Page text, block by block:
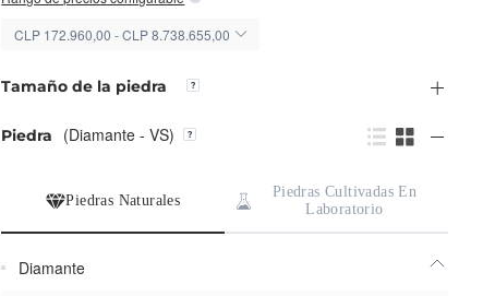
CLP 172.960,00 - CLP 8.738.655,00
Tamaño de la piedra
Piedra (Diamante - VS)
Piedras Naturales
Piedras Cultivadas En
Laboratorio
Diamante